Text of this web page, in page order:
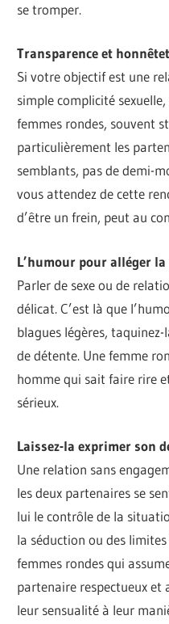
se tromper.
Transparence et
Si votre objectif est une
simple complicité
femmes rondes, souvent
particulièrement les
semblants, pas de demi-
vous attendez de cette
d’être un frein, peut au
L’humour pour alléger
Parler de sexe ou de
délicat. C’est là que
blagues légères,
de détente. Une femme
homme qui sait faire rire
sérieux.
Laissez-la exprimer son
Une relation sans
les deux partenaires se
lui le contrôle de la
la séduction ou des limites
femmes rondes qui
partenaire respectueux et
leur sensualité à leur